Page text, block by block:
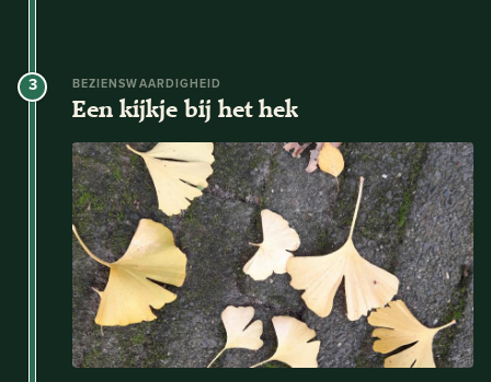
3 BEZIENSWAARDIGHEID
Een kijkje bij het hek